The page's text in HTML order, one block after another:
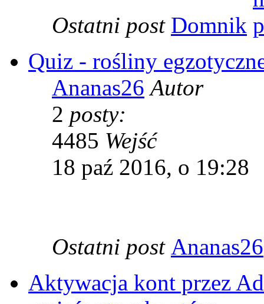
Ostatni post Domnik
Quiz - rośliny
Ananas26 Autor
2 posty:
4485 Wejść
18 paź 2016, o 19:28
Ostatni post Ananas26
Aktywacja kont przez